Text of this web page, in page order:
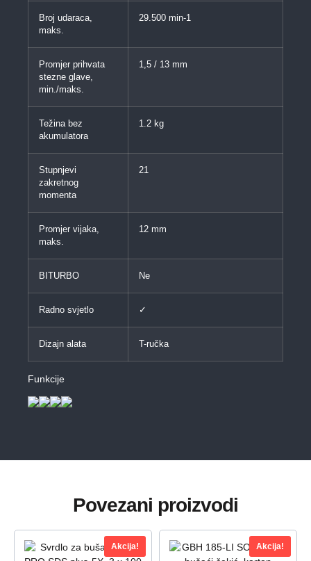
Broj udaraca,
maks.
29.500 min-1
Promjer prihvata
stezne glave,
min./maks.
1,5 / 13 mm
Težina bez
akumulatora
1.2 kg
Stupnjevi
zakretnog
momenta
21
Promjer vijaka,
maks.
12 mm
BITURBO Ne
Radno svjetlo ✓
Dizajn alata T-ručka
Funkcije
Povezani proizvodi
Akcija! Akcija!